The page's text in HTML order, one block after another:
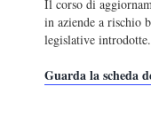
Il corso di
in aziende a rischio
legislative introdotte.
Guarda la scheda